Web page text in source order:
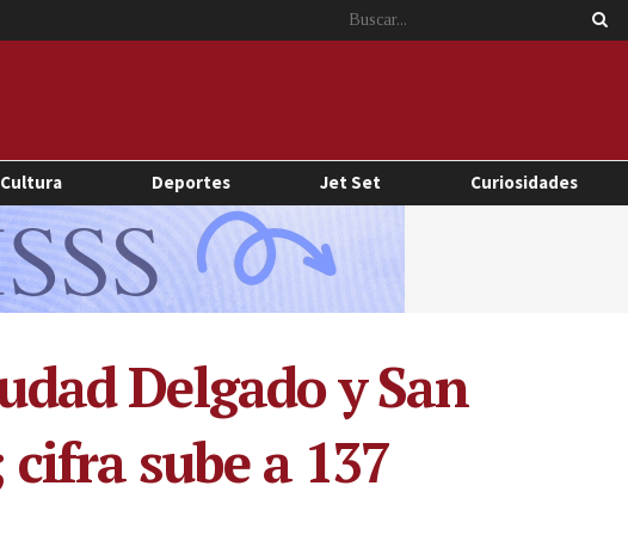
Cultura Deportes Jet Set Curiosidades
Delgado y San
sube a 137